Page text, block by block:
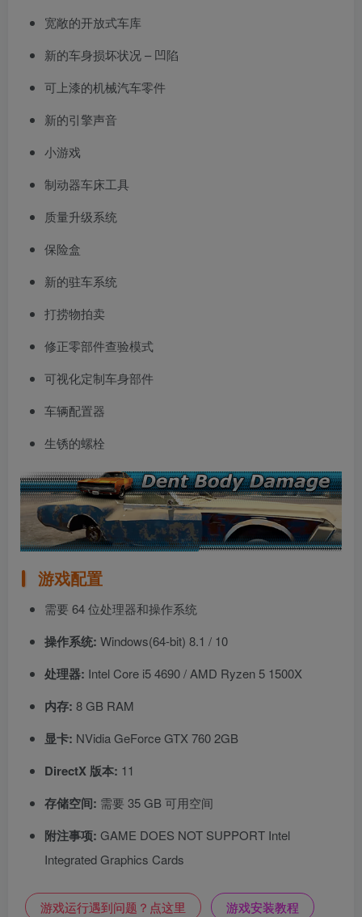
宽敞的开放式车库
新的车身损坏状况 – 凹陷
可上漆的机械汽车零件
新的引擎声音
小游戏
制动器车床工具
质量升级系统
保险盒
新的驻车系统
打捞物拍卖
修正零部件查验模式
可视化定制车身部件
车辆配置器
生锈的螺栓
游戏配置
需要 64 位处理器和操作系统
操作系统: Windows(64-bit) 8.1 / 10
处理器: Intel Core i5 4690 / AMD Ryzen 5 1500X
内存: 8 GB RAM
显卡: NVidia GeForce GTX 760 2GB
DirectX 版本: 11
存储空间: 需要 35 GB 可用空间
附注事项: GAME DOES NOT SUPPORT Intel
Integrated Graphics Cards
游戏运行遇到问题？点这里 游戏安装教程